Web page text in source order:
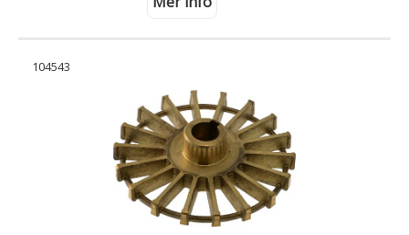
104543